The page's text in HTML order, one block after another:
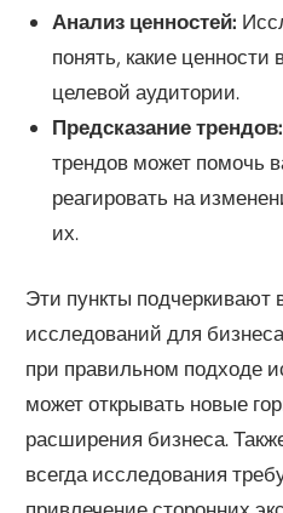
Анализ ценностей:
понять, какие
целевой аудитории.
Предсказание трендов:
трендов может помочь
реагировать на
их.
Эти пункты подчеркивают
исследований для
при правильном подходе
может открывать новые
расширения бизнеса.
всегда исследования